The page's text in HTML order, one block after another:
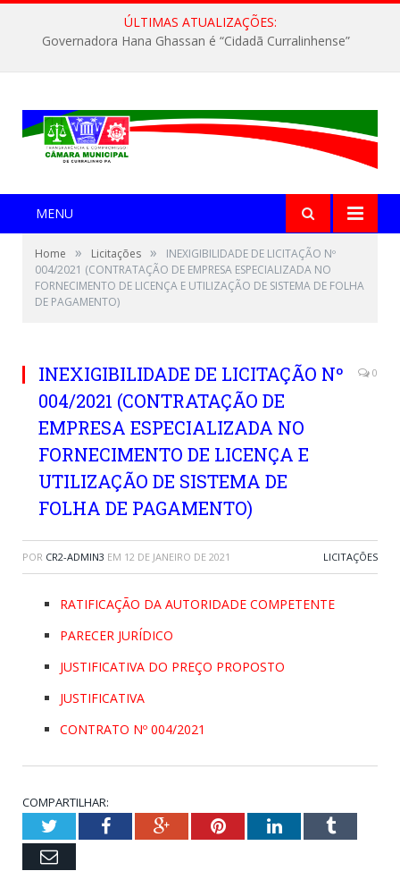
ÚLTIMAS ATUALIZAÇÕES:
Governadora Hana Ghassan é “Cidadã Curralinhense”
MENU
Home » Licitações »
INEXIGIBILIDADE DE LICITAÇÃO Nº
004/2021 (CONTRATAÇÃO DE EMPRESA ESPECIALIZADA NO
FORNECIMENTO DE LICENÇA E UTILIZAÇÃO DE SISTEMA DE FOLHA
DE PAGAMENTO)
INEXIGIBILIDADE DE LICITAÇÃO Nº
004/2021 (CONTRATAÇÃO DE
EMPRESA ESPECIALIZADA NO
FORNECIMENTO DE LICENÇA E
UTILIZAÇÃO DE SISTEMA DE
FOLHA DE PAGAMENTO)
0
POR CR2-ADMIN3 EM 12 DE JANEIRO DE 2021 LICITAÇÕES
RATIFICAÇÃO DA AUTORIDADE COMPETENTE
PARECER JURÍDICO
JUSTIFICATIVA DO PREÇO PROPOSTO
JUSTIFICATIVA
CONTRATO Nº 004/2021
COMPARTILHAR:
TwitterFacebookGoogle+PinterestLinkedInTumblr
Email